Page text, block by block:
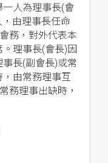
人為理事長(會
由理事長任命
務，對外代表本
理事長(會長)因
長(副會長)或常
由常務理事互
務理事出缺時，